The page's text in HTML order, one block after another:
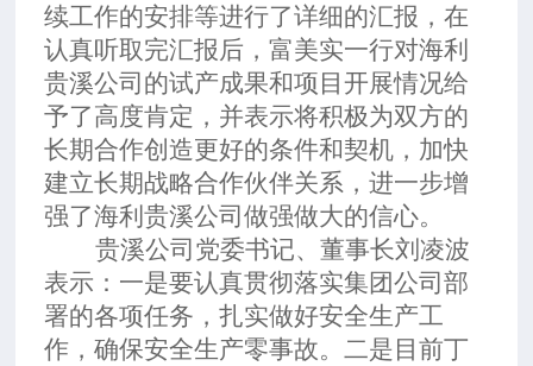
续工作的安排等进行了详细的汇报，在
认真听取完汇报后，富美实一行对海利
贵溪公司的试产成果和项目开展情况给
予了高度肯定，并表示将积极为双方的
长期合作创造更好的条件和契机，加快
建立长期战略合作伙伴关系，进一步增
强了海利贵溪公司做强做大的信心。
贵溪公司党委书记、董事长刘凌波
表示：一是要认真贯彻落实集团公司部
署的各项任务，扎实做好安全生产工
作，确保安全生产零事故。二是目前丁